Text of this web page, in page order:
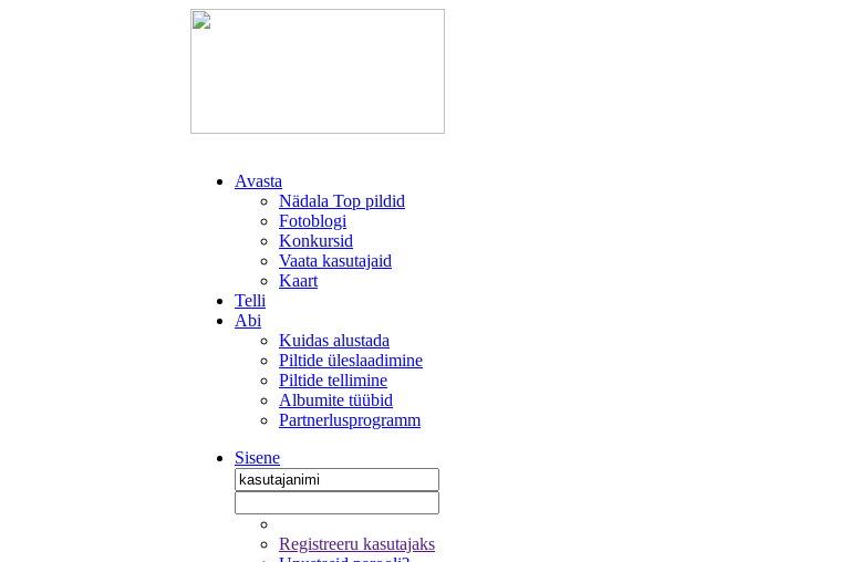
Avasta
Nädala Top pildid
Fotoblogi
Konkursid
Vaata kasutajaid
Kaart
Telli
Abi
Kuidas alustada
Piltide üleslaadimine
Piltide tellimine
Albumite tüübid
Partnerlusprogramm
Sisene
Registreeru kasutajaks